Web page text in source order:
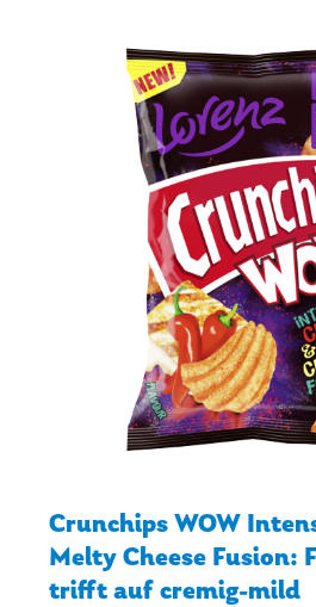
Crunchips WOW
Melty Cheese Fusion:
trifft auf cremig-mild